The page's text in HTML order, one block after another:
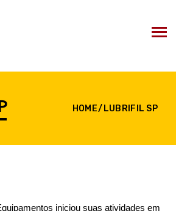
HOME LUBRIFIL SP
iniciou suas atividades em